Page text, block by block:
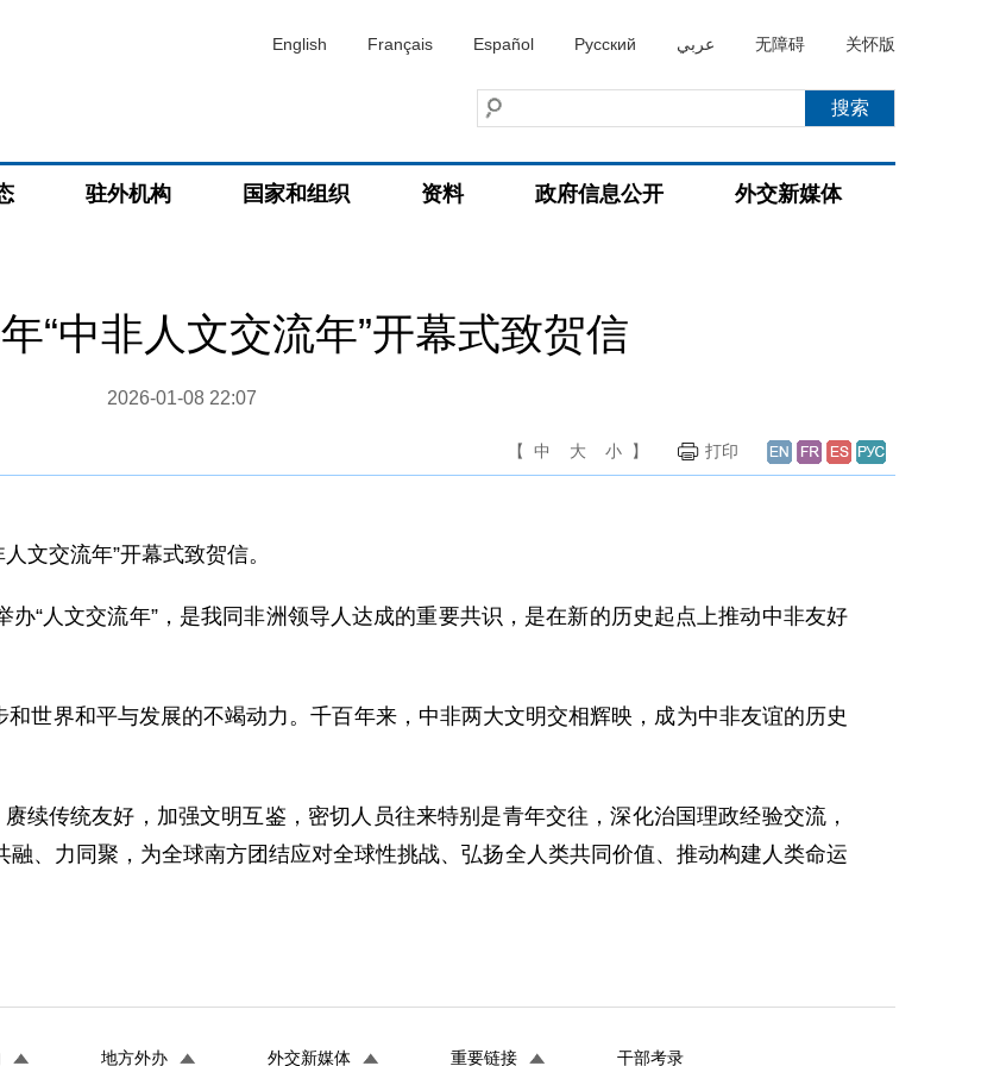
English Français Español Русский عربي 无障碍 关怀版
驻外机构 国家和组织 资料 政府信息公开 外交新媒体
“中非人文交流年”开幕式致贺信
2026-01-08 22:07
【 中 大 小 】 打印
文交流年”开幕式致贺信。
“人文交流年”，是我同非洲领导人达成的重要共识，是在新的历史起点上推动中非友好
世界和平与发展的不竭动力。千百年来，中非两大文明交相辉映，成为中非友谊的历史
续传统友好，加强文明互鉴，密切人员往来特别是青年交往，深化治国理政经验交流，
、力同聚，为全球南方团结应对全球性挑战、弘扬全人类共同价值、推动构建人类命运
地方外办 外交新媒体 重要链接 干部考录